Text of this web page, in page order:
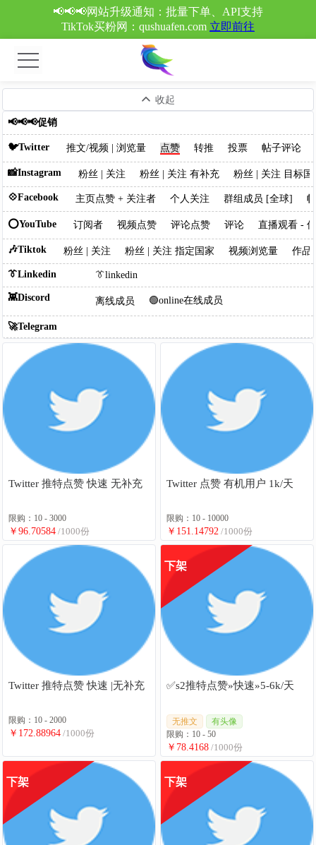
📢📢📢网站升级通知：批量下单、API支持
TikTok买粉网：qushuafen.com 立即前往
收起
📢📢📢促销
🐦Twitter 推文/视频 | 浏览量 点赞 转推 投票 帖子评论
📸Instagram 粉丝 | 关注 粉丝 | 关注 有补充 粉丝 | 关注 目标国
💠Facebook 主页点赞 + 关注者 个人关注 群组成员 [全球]
⭕YouTube 订阅者 视频点赞 评论点赞 评论 直播观看 -
🎶Tiktok 粉丝 | 关注 粉丝 | 关注 指定国家 视频浏览量 作品
👔Linkedin 👔linkedin
👾Discord 离线成员 🟢online在线成员
🚀Telegram
Twitter 推特点赞 快速 无补充
限购：10 - 3000
￥96.70584 /1000份
Twitter 点赞 有机用户 1k/天
限购：10 - 10000
￥151.14792 /1000份
Twitter 推特点赞 快速 |无补充
限购：10 - 2000
￥172.88964 /1000份
✅s2推特点赞»快速»5-6k/天
无推文
有头像
限购：10 - 50
￥78.4168 /1000份
下架
下架 下架